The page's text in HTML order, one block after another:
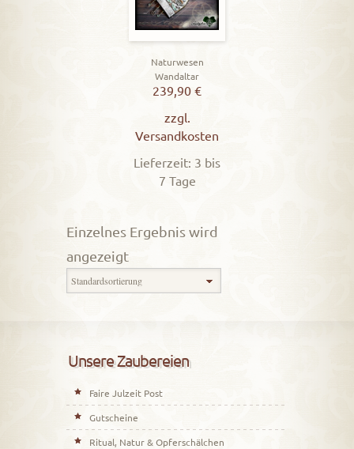
Naturwesen
Wandaltar
239,90 €
zzgl.
Versandkosten
Lieferzeit: 3 bis
7 Tage
Einzelnes Ergebnis wird
angezeigt
Unsere Zaubereien
Faire Julzeit Post
Gutscheine
Ritual, Natur & Opferschälchen